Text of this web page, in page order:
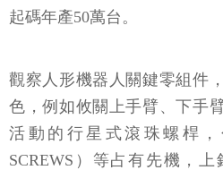
起碼年產50萬台。
觀察人形機器人關鍵零組件
色，例如攸關上手臂、下手
活動的行星式滾珠螺桿
SCREWS）等占有先機，